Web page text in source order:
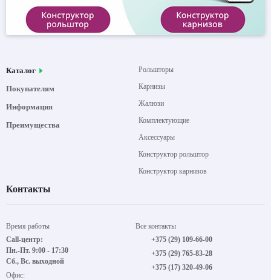
Каталог
Покупателям
Информация
Преимущества
Рольшторы
Карнизы
Жалюзи
Комплектующие
Аксессуары
Конструктор рольштор
Конструктор карнизов
Контакты
Время работы
Call-центр:
Пн.-Пт. 9:00 - 17:30
Сб., Вс. выходной
Офис:
Все контакты
+375 (29) 109-66-00
+375 (29) 765-83-28
+375 (17) 320-49-06